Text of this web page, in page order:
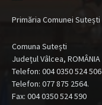
Primăria Comunei Sutești
Comuna Sutești
Județul Vâlcea, ROMÂNIA
Telefon: 004 0350 524 506
Telefon: 077 875 2564.
Fax: 004 0350 524 590